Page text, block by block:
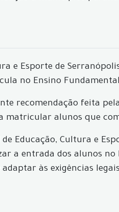
e Esporte de
no Ensino
recomendação feita
matricular alunos que
Educação, Cultura e
a entrada dos alunos
às exigências